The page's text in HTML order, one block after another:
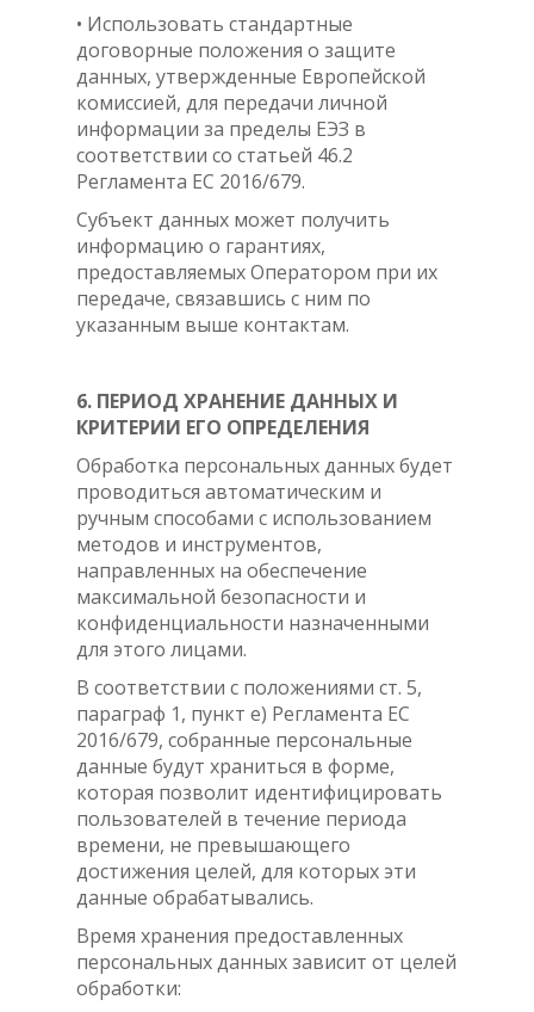
• Использовать стандартные
договорные положения о защите
данных, утвержденные Европейской
комиссией, для передачи личной
информации за пределы ЕЭЗ в
соответствии со статьей 46.2
Регламента ЕС 2016/679.
Субъект данных может получить
информацию о гарантиях,
предоставляемых Оператором при их
передаче, связавшись с ним по
указанным выше контактам.
6. ПЕРИОД ХРАНЕНИЕ ДАННЫХ И
КРИТЕРИИ ЕГО ОПРЕДЕЛЕНИЯ
Обработка персональных данных будет
проводиться автоматическим и
ручным способами с использованием
методов и инструментов,
направленных на обеспечение
максимальной безопасности и
конфиденциальности назначенными
для этого лицами.
В соответствии с положениями ст. 5,
параграф 1, пункт e) Регламента ЕС
2016/679, собранные персональные
данные будут храниться в форме,
которая позволит идентифицировать
пользователей в течение периода
времени, не превышающего
достижения целей, для которых эти
данные обрабатывались.
Время хранения предоставленных
персональных данных зависит от целей
обработки: